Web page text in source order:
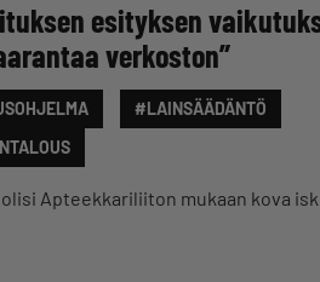
esityksen
verkoston”
#LAINSÄÄDÄNTÖ
Apteekkariliiton mukaan kova